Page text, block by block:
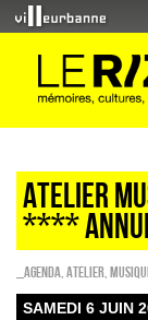
ATELIER
****
_Agenda Atelier
SAMEDI 6 JUIN